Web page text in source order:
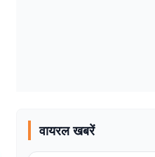
वायरल खबरें